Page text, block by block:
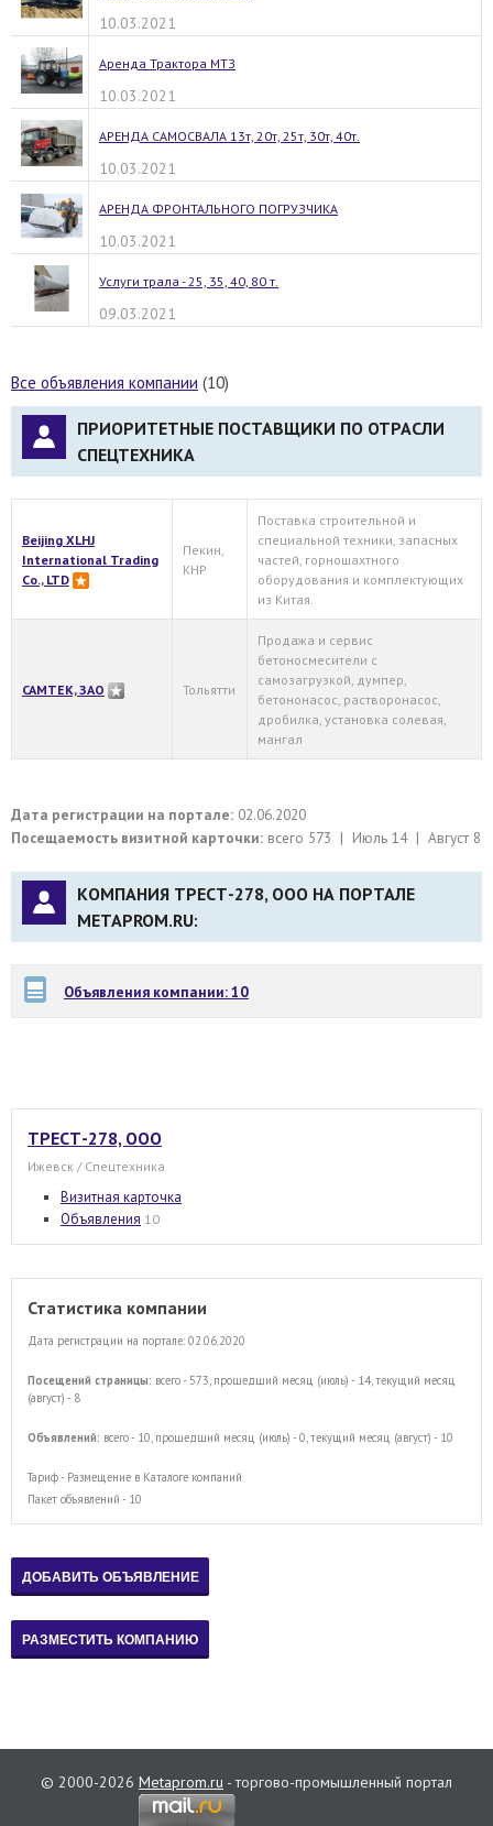
10.03.2021
Аренда Трактора МТЗ
10.03.2021
АРЕНДА САМОСВАЛА 13т, 20т, 25т, 30т, 40т.
10.03.2021
АРЕНДА ФРОНТАЛЬНОГО ПОГРУЗЧИКА
10.03.2021
Услуги трала - 25, 35, 40, 80 т.
09.03.2021
Все объявления компании (10)
ПРИОРИТЕТНЫЕ ПОСТАВЩИКИ ПО ОТРАСЛИ
СПЕЦТЕХНИКА
Beijing XLHJ
International Trading
Co., LTD
Пекин,
КНР
Поставка строительной и
специальной техники, запасных
частей, горношахтного
оборудования и комплектующих
из Китая.
САМТЕК, ЗАО Тольятти
Продажа и сервис
бетоносмесители с
самозагрузкой, думпер,
бетононасос, растворонасос,
дробилка, установка солевая,
мангал
Дата регистрации на портале: 02.06.2020
Посещаемость визитной карточки: всего 573 | Июль 14 | Август 8
КОМПАНИЯ ТРЕСТ-278, ООО НА ПОРТАЛЕ
METAPROM.RU:
Объявления компании: 10
ТРЕСТ-278, ООО
Ижевск / Спецтехника
Визитная карточка
Объявления 10
Статистика компании
Дата регистрации на портале: 02.06.2020
Посещений страницы: всего - 573, прошедший месяц (июль) - 14, текущий месяц
(август) - 8
Объявлений: всего - 10, прошедший месяц (июль) - 0, текущий месяц (август) - 10
Тариф - Размещение в Каталоге компаний
Пакет объявлений - 10
© 2000-2026 Metaprom.ru - торгово-промышленный портал